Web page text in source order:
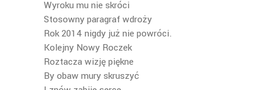
Wyroku mu nie skróci
Stosowny paragraf wdroży
Rok 2014 nigdy już nie powróci.
Kolejny Nowy Roczek
Roztacza wizję piękne
By obaw mury skruszyć